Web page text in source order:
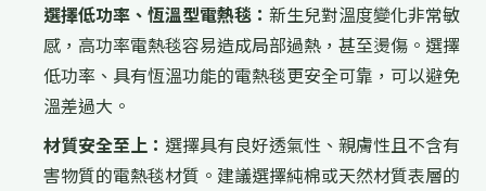
選擇低功率、恆溫型電熱毯： 新生兒對溫度變化非常敏
感，高功率電熱毯容易造成局部過熱，甚至燙傷。選擇
低功率、具有恆溫功能的電熱毯更安全可靠，可以避免
溫差過大。
材質安全至上： 選擇具有良好透氣性、親膚性且不含有
害物質的電熱毯材質。建議選擇純棉或天然材質表層的